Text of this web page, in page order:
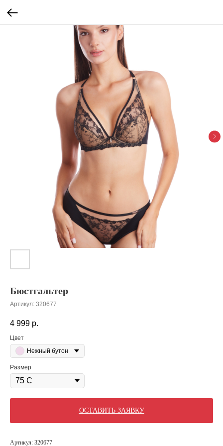
Бюстгальтер
Артикул: 320677
4 999 р.
Цвет
Нежный бутон
Размер
ОСТАВИТЬ ЗАЯВКУ
Артикул: 320677